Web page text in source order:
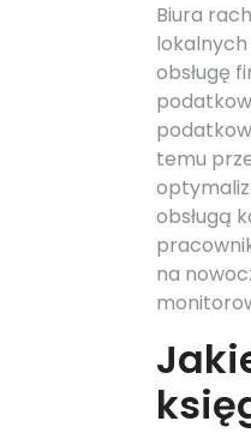
Biura
obsługę
temu
obsługą
na